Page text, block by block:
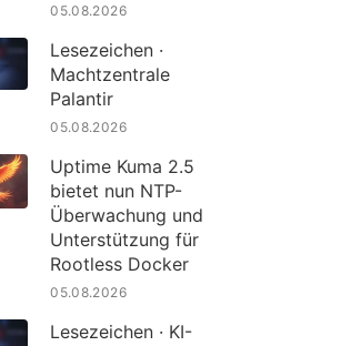
05.08.2026
Lesezeichen ·
Machtzentrale
Palantir
05.08.2026
Uptime Kuma 2.5
bietet nun NTP-
Überwachung und
Unterstützung für
Rootless Docker
05.08.2026
Lesezeichen · KI-